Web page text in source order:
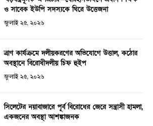
ও সাবেক ইউপি সদস্যকে ঘিরে উত্তেজনা
জুলাই ২৫, ২০২৬
ত্রাণ কার্যক্রমে দলীয়করণের অভিযোগে উত্তাল, কঠোর
অবস্থানে বিরোধীদলীয় চিফ হুইপ
জুলাই ২৫, ২০২৬
সিলেটের নয়াবাজারে পূর্ব বিরোধের জেরে সন্ত্রাসী হামলা,
একজনের অবস্থা আশঙ্কাজনক